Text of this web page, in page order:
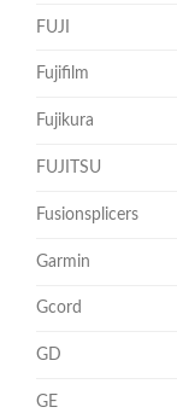
FUJI
Fujifilm
Fujikura
FUJITSU
Fusionsplicers
Garmin
Gcord
GD
GE